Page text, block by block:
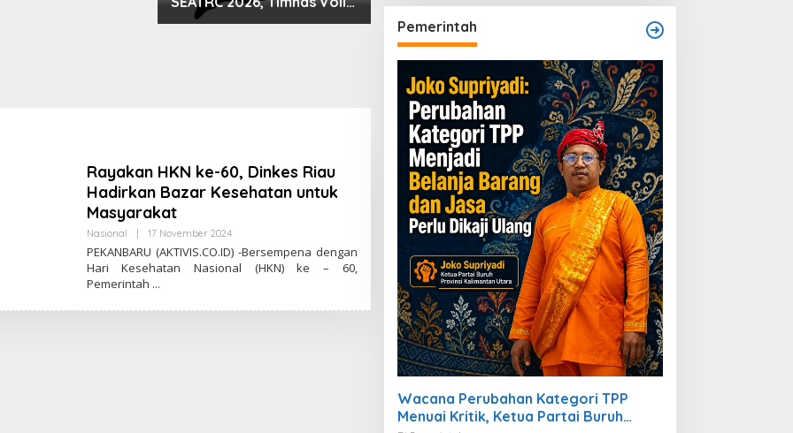
Lolos Semifinal SEA V Cup!
Ajukan Permohonan RDP
ke DPRD Berau Bahas
Regulasi dan Solusi Transisi
MBLB
Dibiarkan
Rayakan HKN ke-60, Dinkes Riau
Hadirkan Bazar Kesehatan untuk
Masyarakat
Nasional 17 November 2024O
L
E
H
T
PEKANBARU (AKTIVIS.CO.ID) -Bersempena dengan
Hari Kesehatan Nasional (HKN) ke – 60,
Pemerintah
Pemerintah
Wacana Perubahan Kategori TPP
Menuai Kritik, Ketua Partai Buruh